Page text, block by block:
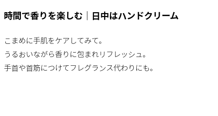
時間で香りを楽しむ｜日中はハンドクリーム
こまめに手肌をケアしてみて。
うるおいながら香りに包まれリフレッシュ。
手首や首筋につけてフレグランス代わりにも。